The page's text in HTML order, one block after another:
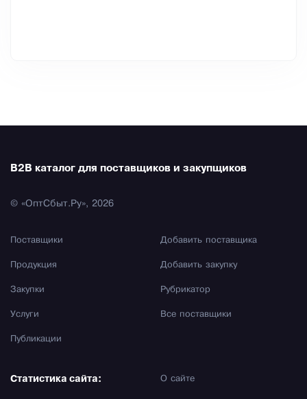
B2B каталог для поставщиков и закупщиков
© «ОптСбыт.Ру», 2026
Поставщики
Продукция
Закупки
Услуги
Публикации
Добавить поставщика
Добавить закупку
Рубрикатор
Все поставщики
О сайте
Статистика сайта: